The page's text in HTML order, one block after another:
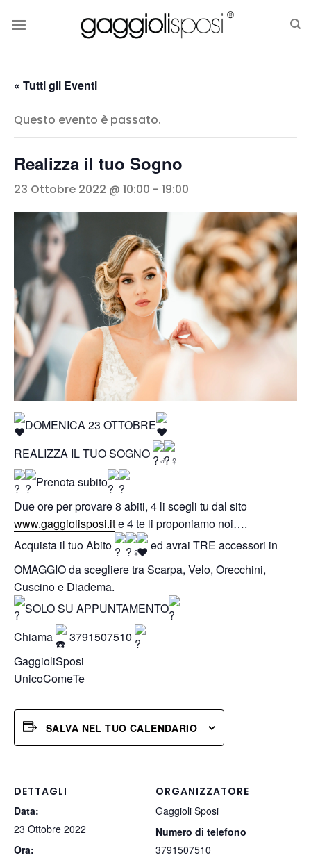
« Tutti gli Eventi
Questo evento è passato.
Realizza il tuo Sogno
23 Ottobre 2022 @ 10:00 - 19:00
DOMENICA 23 OTTOBRE
REALIZZA IL TUO SOGNO
Prenota subito
Due ore per provare 8 abiti, 4 li scegli tu dal sito
www.gaggiolisposi.ite 4 te li proponiamo noi….
Acquista il tuo Abito
ed avrai TRE accessori in
OMAGGIO da scegliere tra Scarpa, Velo, Orecchini,
Cuscino e Diadema.
SOLO SU APPUNTAMENTO
Chiama
3791507510
GaggioliSposi
UnicoComeTe
SALVA NEL TUO CALENDARIO
DETTAGLI
Data:
23 Ottobre 2022
Ora:
ORGANIZZATORE
Gaggioli Sposi
Numero di telefono
3791507510